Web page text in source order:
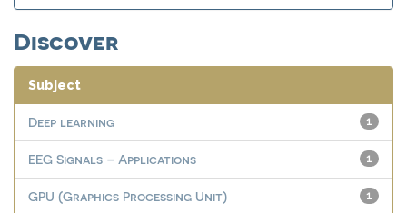
Discover
Subject
1
Deep learning
1
EEG Signals – Applications
1
GPU (Graphics Processing Unit)